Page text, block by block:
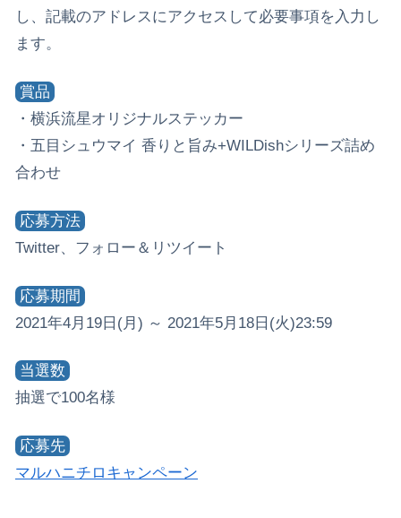
し、記載のアドレスにアクセスして必要事項を入力し
ます。
賞品
・横浜流星オリジナルステッカー
・五目シュウマイ 香りと旨み+WILDishシリーズ詰め
合わせ
応募方法
Twitter、フォロー＆リツイート
応募期間
2021年4月19日(月) ～ 2021年5月18日(火)23:59
当選数
抽選で100名様
応募先
マルハニチロキャンペーン